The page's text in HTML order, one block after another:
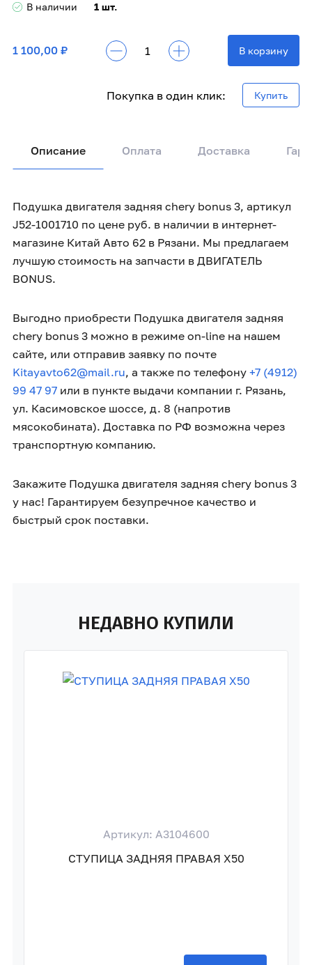
В наличии 1 шт.
1 100,00 ₽ В корзину
Покупка в один клик: Купить
Описание Оплата Доставка
Подушка двигателя задняя chery bonus 3, артикул
J52-1001710 по цене руб. в наличии в интернет-
магазине Китай Авто 62 в Рязани. Мы предлагаем
лучшую стоимость на запчасти в ДВИГАТЕЛЬ
BONUS.
Выгодно приобрести Подушка двигателя задняя
chery bonus 3 можно в режиме on-line на нашем
сайте, или отправив заявку по почте
Kitayavto62@mail.ru, а также по телефону +7 (4912)
99 47 97 или в пункте выдачи компании г. Рязань,
ул. Касимовское шоссе, д. 8 (напротив
мясокобината). Доставка по РФ возможна через
транспортную компанию.
Закажите Подушка двигателя задняя chery bonus 3
у нас! Гарантируем безупречное качество и
быстрый срок поставки.
НЕДАВНО КУПИЛИ
Артикул: A3104600
СТУПИЦА ЗАДНЯЯ ПРАВАЯ X50